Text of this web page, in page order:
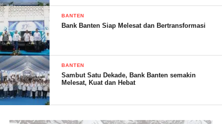
BANTEN
Bank Banten Siap Melesat dan Bertransformasi
BANTEN
Sambut Satu Dekade, Bank Banten semakin
Melesat, Kuat dan Hebat